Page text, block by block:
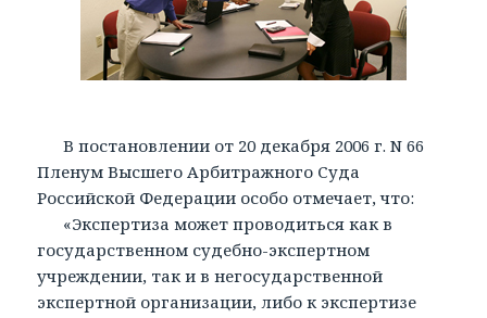
В постановлении от 20 декабря 2006 г. N 66
Пленум Высшего Арбитражного Суда
Российской Федерации особо отмечает, что:
«Экспертиза может проводиться как в
государственном судебно-экспертном
учреждении, так и в негосударственной
экспертной организации, либо к экспертизе